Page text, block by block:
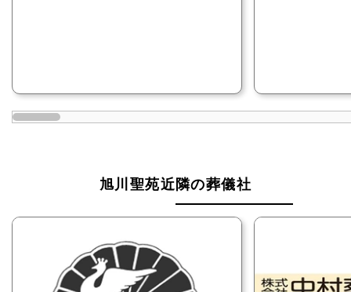
火葬炉を15基完備しており、各室40名まで収容可能
りと過ごせます。
旭川聖苑近隣の葬儀社